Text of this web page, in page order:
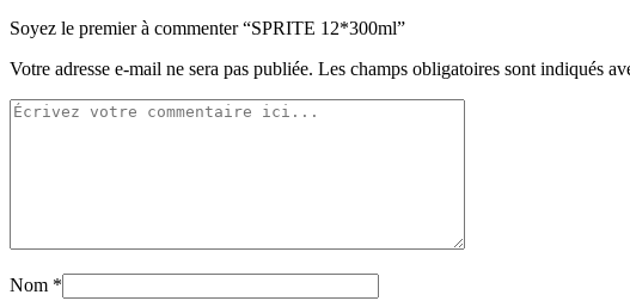
Soyez le premier à commenter “SPRITE 12*300ml”
Votre adresse e-mail ne sera pas publiée. Les champs obligatoires sont indiqués
Nom *